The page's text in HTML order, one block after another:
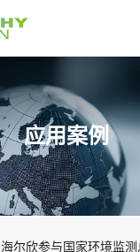
应用案例
海尔欣参与国家环境监测